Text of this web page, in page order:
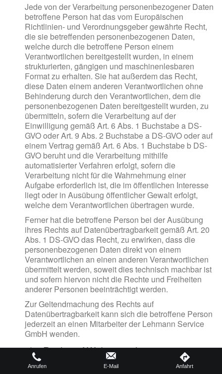
Jede von der Verarbeitung personenbezogener Daten
betroffene Person hat das vom Europäischen
Richtlinien- und Verordnungsgeber gewährte Recht,
die sie betreffenden personenbezogenen Daten,
welche durch die betroffene Person einem
Verantwortlichen bereitgestellt wurden, in einem
strukturierten, gängigen und maschinenlesbaren
Format zu erhalten. Sie hat außerdem das Recht,
diese Daten einem anderen Verantwortlichen ohne
Behinderung durch den Verantwortlichen, dem die
personenbezogenen Daten bereitgestellt wurden, zu
übermitteln, sofern die Verarbeitung auf der
Einwilligung gemäß Art. 6 Abs. 1 Buchstabe a DS-
GVO oder Art. 9 Abs. 2 Buchstabe a DS-GVO oder auf
einem Vertrag gemäß Art. 6 Abs. 1 Buchstabe b DS-
GVO beruht und die Verarbeitung mithilfe
automatisierter Verfahren erfolgt, sofern die
Verarbeitung nicht für die Wahrnehmung einer
Aufgabe erforderlich ist, die im öffentlichen Interesse
liegt oder in Ausübung öffentlicher Gewalt erfolgt,
welche dem Verantwortlichen übertragen wurde.
Ferner hat die betroffene Person bei der Ausübung
ihres Rechts auf Datenübertragbarkeit gemäß Art. 20
Abs. 1 DS-GVO das Recht, zu erwirken, dass die
personenbezogenen Daten direkt von einem
Verantwortlichen an einen anderen Verantwortlichen
übermittelt werden, soweit dies technisch machbar ist
und sofern hiervon nicht die Rechte und Freiheiten
anderer Personen beeinträchtigt werden.
Zur Geltendmachung des Rechts auf
Datenübertragbarkeit kann sich die betroffene Person
jederzeit an einen Mitarbeiter der Lehmann Service
GmbH wenden.
g) Recht auf Widerspruch
Jede von der Verarbeitung personenbezogener Daten
Anrufen E-Mail Anfahrt